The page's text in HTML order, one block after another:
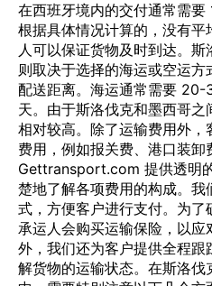
在西班牙境内的交付通常需
根据具体情况计算的，没有
人可以保证货物及时到达。
则取决于选择的海运或空运
配送距离。海运通常需要
天。由于斯洛伐克和墨西哥
相对较高。除了运输费用外
费用，例如报关费、港口装卸
Gettransport.com 提供透明
楚地了解各项费用的构成。
式，方便客户进行支付。为
承运人会购买运输保险，以
外，我们还为客户提供全程跟
解货物的运输状态。在斯洛